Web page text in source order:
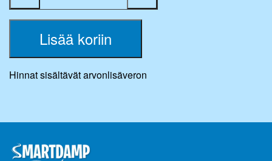
søvnløshed. Ved at tænde et lavendelduftlys før sengetid, kan
velbefindende.
Lisää koriin
Hinnat sisältävät arvonlisäveron